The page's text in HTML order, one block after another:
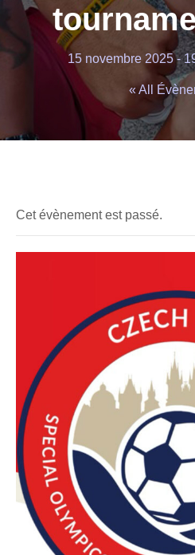
15 novembre 2025-
« All
Cet évènement est passé.